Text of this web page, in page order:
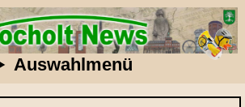
Auswahlmenü